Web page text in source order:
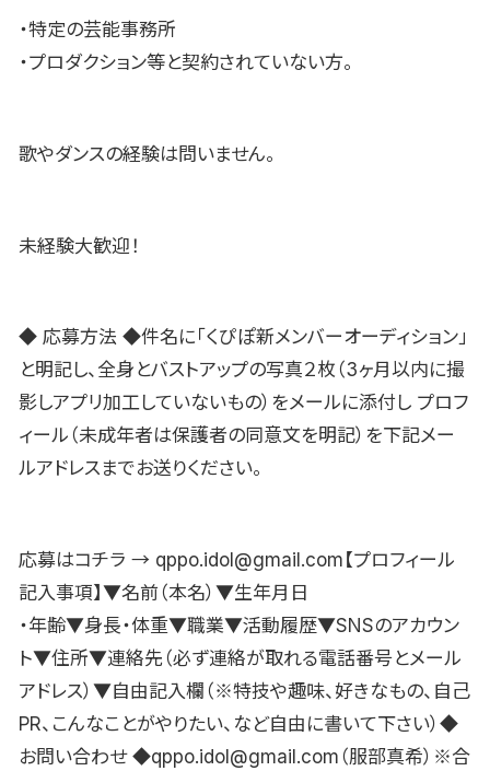
・特定の芸能事務所
・プロダクション等と契約されていない方。
歌やダンスの経験は問いません。
未経験大歓迎！
◆ 応募方法 ◆件名に「くぴぽ新メンバーオーディション」
と明記し、全身とバストアップの写真２枚（3ヶ月以内に撮
影しアプリ加工していないもの）をメールに添付し プロフ
ィール（未成年者は保護者の同意文を明記）を下記メー
ルアドレスまでお送りください。
応募はコチラ → qppo.idol@gmail.com【プロフィール
記入事項】▼名前（本名）▼生年月日
・年齢▼身長・体重▼職業▼活動履歴▼SNSのアカウン
ト▼住所▼連絡先（必ず連絡が取れる電話番号とメール
アドレス）▼自由記入欄（※特技や趣味、好きなもの、自己
PR、こんなことがやりたい、など自由に書いて下さい）◆
お問い合わせ ◆qppo.idol@gmail.com（服部真希）※合